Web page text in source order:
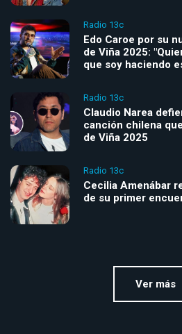
Radio 13c
Edo Caroe por su
de Viña 2025:
que soy haciendo
Radio 13c
Claudio Narea
canción chilena
de Viña 2025
Radio 13c
Cecilia Amenábar
de su primer
Ver más